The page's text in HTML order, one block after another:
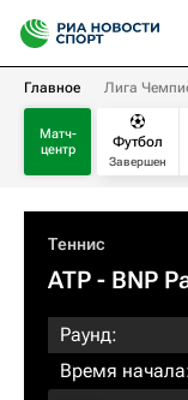
Главное Лига
Матч-
центр
Футбол
Завершен
Теннис
ATP - BNP
Раунд:
Время